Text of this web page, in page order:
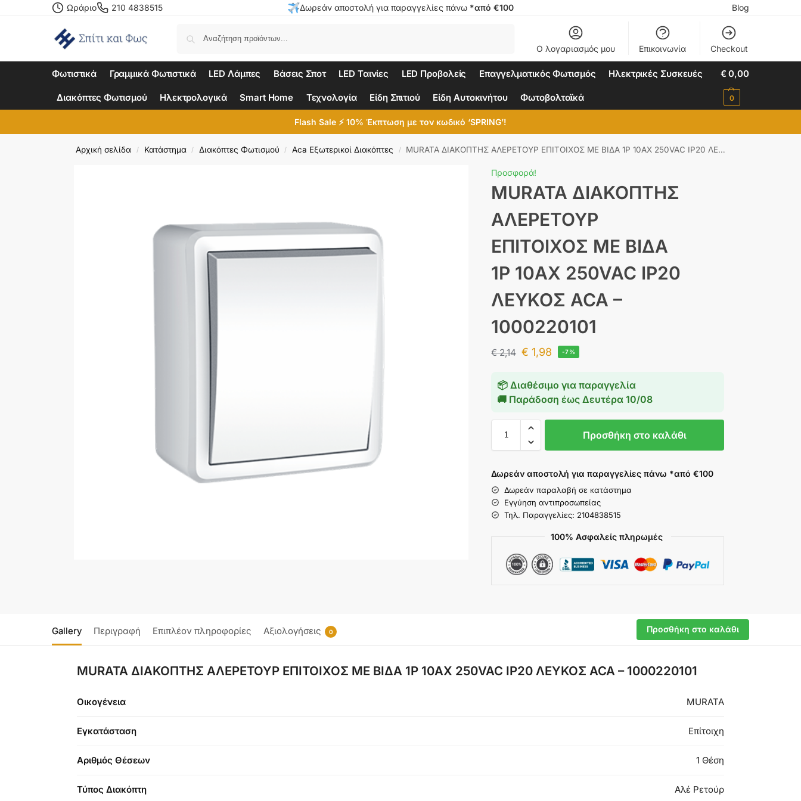
Ωράριο 210 4838515 Δωρεάν αποστολή για παραγγελίες πάνω *από €100 Blog
Ο λογαριασμός μου Επικοινωνία Checkout
Φωτιστικά Γραμμικά Φωτιστικά LED Λάμπες Βάσεις Σποτ LED Ταινίες LED Προβολείς Επαγγελματικός Φωτισμός Ηλεκτρικές Συσκευές
Διακόπτες Φωτισμού Ηλεκτρολογικά Smart Home Τεχνολογία Είδη Σπιτιού Είδη Αυτοκινήτου Φωτοβολταϊκά
€0,00
0
Flash Sale ⚡ 10% Έκπτωση με τον κωδικό ‘SPRING’!
Αρχική σελίδα / Κατάστημα / Διακόπτες Φωτισμού / Aca Εξωτερικοί Διακόπτες / MURATA ΔΙΑΚΟΠΤΗΣ ΑΛΕΡΕΤΟΥΡ ΕΠΙΤΟΙΧΟΣ ΜΕ ΒΙΔΑ 1P 10AX 250VAC IP20 ΛΕΥΚΟΣ ACA – 1000220101
Προσφορά!
MURATA ΔΙΑΚΟΠΤΗΣ
ΑΛΕΡΕΤΟΥΡ
ΕΠΙΤΟΙΧΟΣ ΜΕ ΒΙΔΑ
1P 10AX 250VAC IP20
ΛΕΥΚΟΣ ACA –
1000220101
€2,14 € 1,98 -7%
📦 Διαθέσιμο για παραγγελία
🚚 Παράδοση έως Δευτέρα 10/08
Προσθήκη στο καλάθι
Δωρεάν αποστολή για παραγγελίες πάνω *από €100
Δωρεάν παραλαβή σε κατάστημα
Εγγύηση αντιπροσωπείας
Τηλ. Παραγγελίες: 2104838515
100% Ασφαλείς πληρωμές
Gallery Περιγραφή Επιπλέον πληροφορίες Αξιολογήσεις 0 Προσθήκη στο καλάθι
MURATA ΔΙΑΚΟΠΤΗΣ ΑΛΕΡΕΤΟΥΡ ΕΠΙΤΟΙΧΟΣ ΜΕ ΒΙΔΑ 1P 10AX 250VAC IP20 ΛΕΥΚΟΣ ACA – 1000220101
Οικογένεια MURATA
Εγκατάσταση Επίτοιχη
Αριθμός Θέσεων 1 Θέση
Τύπος Διακόπτη Αλέ Ρετούρ